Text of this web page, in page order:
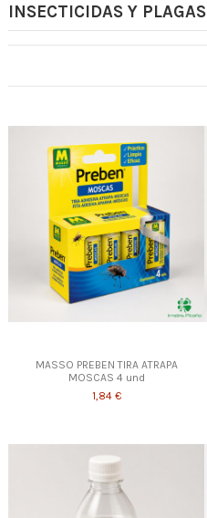
INSECTICIDAS Y PLAGAS
MASSO PREBEN TIRA ATRAPA
MOSCAS 4 und
1,84 €